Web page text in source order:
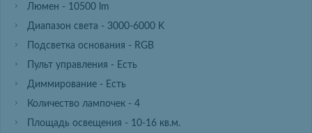
Люмен - 10500 lm
Диапазон света - 3000-6000 K
Подсветка основания - RGB
Пульт управления - Есть
Диммирование - Есть
Количество лампочек - 4
Площадь освещения - 10-16 кв.м.